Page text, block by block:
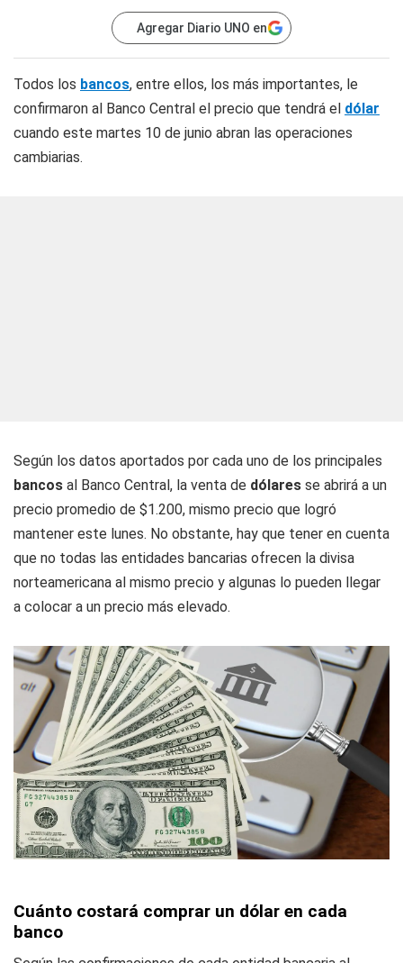
Agregar Diario UNO en
Todos los bancos, entre ellos, los más importantes, le
confirmaron al Banco Central el precio que tendrá el dólar
cuando este martes 10 de junio abran las operaciones
cambiarias.
Según los datos aportados por cada uno de los principales
bancos al Banco Central, la venta de dólares se abrirá a un
precio promedio de $1.200, mismo precio que logró
mantener este lunes. No obstante, hay que tener en cuenta
que no todas las entidades bancarias ofrecen la divisa
norteamericana al mismo precio y algunas lo pueden llegar
a colocar a un precio más elevado.
Cuánto costará comprar un dólar en cada
banco